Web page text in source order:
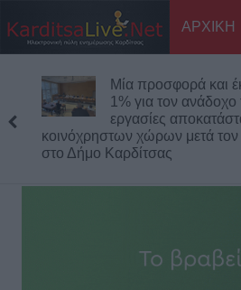
ΑΡΧΙΚΗ
Μία προσφορά και
1% για τον ανάδοχο
εργασίες
κοινόχρηστων χώρων μετά
στο Δήμο Καρδίτσας